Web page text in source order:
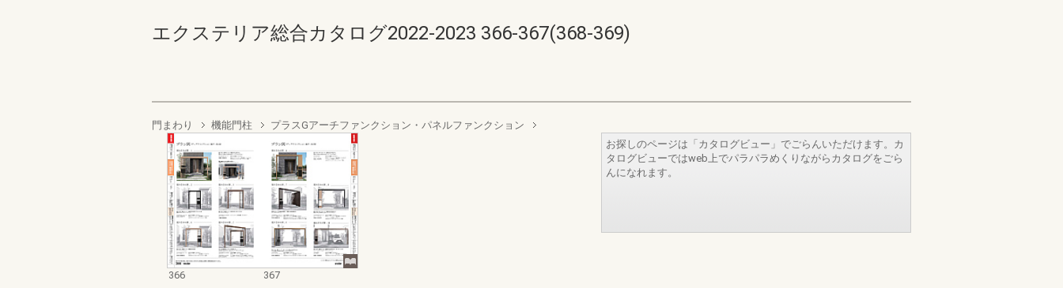
エクステリア総合カタログ2022-2023 366-367(368-369)
門まわり 機能門柱 プラスGアーチファンクション・パネルファンクション
366 367
お探しのページは「カタログビュー」でごらんいただけます。カ
タログビューではweb上でパラパラめくりながらカタログをごら
んになれます。